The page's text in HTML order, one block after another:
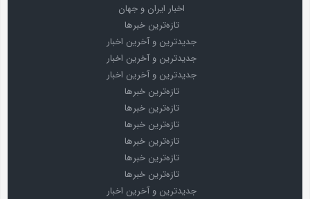
اخبار ایران و جهان
تازه‌ترین خبرها
جدیدترین و آخرین اخبار
جدیدترین و آخرین اخبار
جدیدترین و آخرین اخبار
تازه‌ترین خبرها
تازه‌ترین خبرها
تازه‌ترین خبرها
تازه‌ترین خبرها
تازه‌ترین خبرها
تازه‌ترین خبرها
جدیدترین و آخرین اخبار